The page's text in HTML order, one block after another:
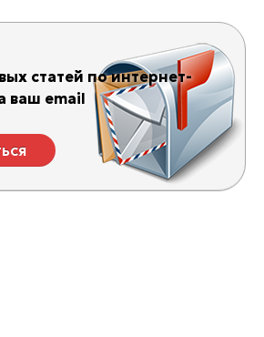
статей по интернет-
ваш email